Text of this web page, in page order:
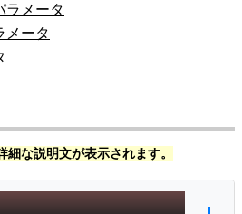
ラメータ
メータ
な説明文が表示されます。